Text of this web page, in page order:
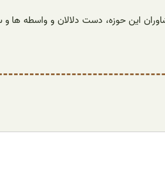
این حوزه، دست دلالان و واسطه ها